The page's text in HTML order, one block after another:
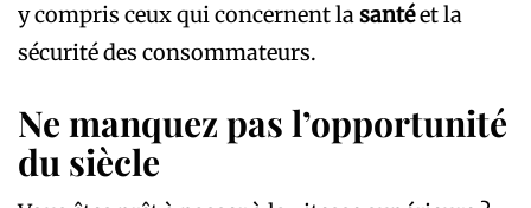
y compris ceux qui concernent lasantéet la
sécurité des consommateurs.
Ne manquez pas l’opportunité
du siècle